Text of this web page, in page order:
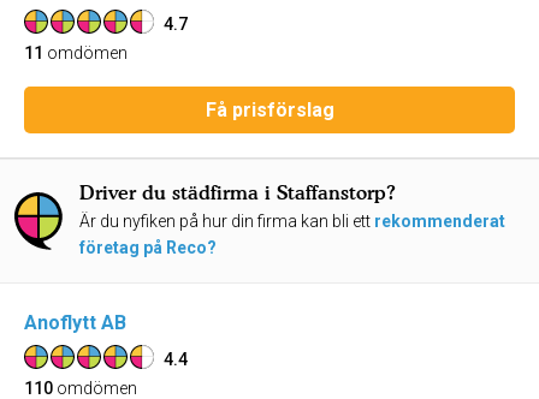
4.7
11 omdömen
Få prisförslag
Driver du städfirma i Staffanstorp?
Är du nyfiken på hur din firma kan bli ett rekommenderat
företag på Reco?
Anoflytt AB
4.4
110 omdömen